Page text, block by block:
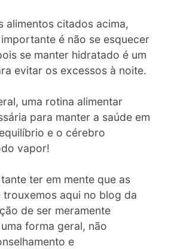
alimentos citados acima,
é não se esquecer
se manter hidratado é um
evitar os excessos à noite.
uma rotina alimentar
para manter a saúde em
e o cérebro
vapor!
ter em mente que as
trouxemos aqui no blog da
de ser meramente
forma geral, não
e